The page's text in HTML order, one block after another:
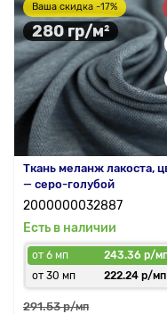
Ваша скидка -17%
280 гр/м²
Ткань меланж лакоста,
— серо-голубой
2000000032887
Есть в наличии
от 6 мп
243.36 р/
от 30 мп
222.24 р/мп
291.53 р/мп